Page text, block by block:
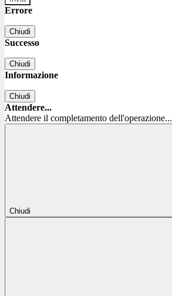
Errore
Chiudi
Successo
Chiudi
Informazione
Chiudi
Attendere...
Attendere il completamento dell'operazione...
Chiudi